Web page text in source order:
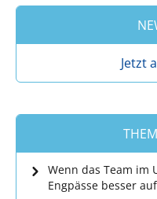
Jetzt
Wenn das Team im
Engpässe besser